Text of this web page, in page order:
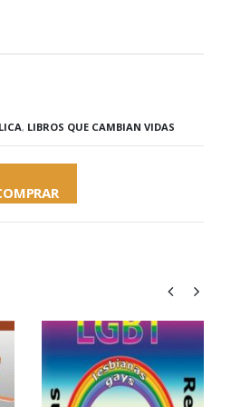
, LIBROS QUE CAMBIAN VIDAS